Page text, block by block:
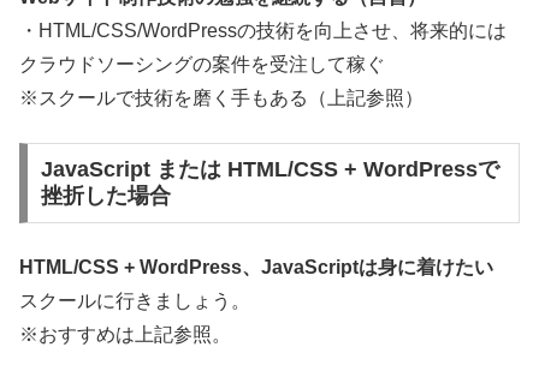
・HTML/CSS/WordPressの技術を向上させ、将来的には
クラウドソーシングの案件を受注して稼ぐ
※スクールで技術を磨く手もある（上記参照）
JavaScript または HTML/CSS + WordPressで
挫折した場合
HTML/CSS + WordPress、JavaScriptは身に着けたい
スクールに行きましょう。
※おすすめは上記参照。